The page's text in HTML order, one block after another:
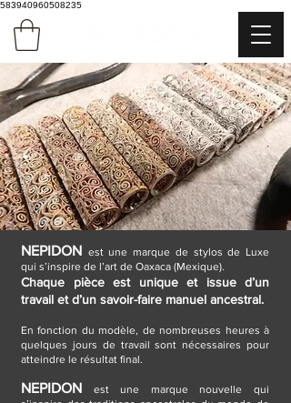
583940960508235
NEPIDON est une marque de stylos de Luxe
qui s’inspire de l’art de Oaxaca (Mexique).
Chaque pièce est unique et issue d’un
travail et d’un savoir-faire manuel ancestral.
En fonction du modèle, de nombreuses heures à
quelques jours de travail sont nécessaires pour
atteindre le résultat final.
NEPIDON est une marque nouvelle qui